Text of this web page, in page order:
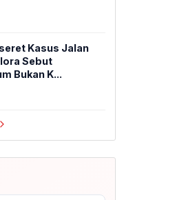
Kasus Jalan
Sebut
Bukan K...